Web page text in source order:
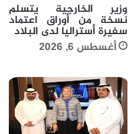
وزير الخارجية يتسلم
نسخة من أوراق اعتماد
سفيرة أستراليا لدى البلاد
أغسطس 6, 2026